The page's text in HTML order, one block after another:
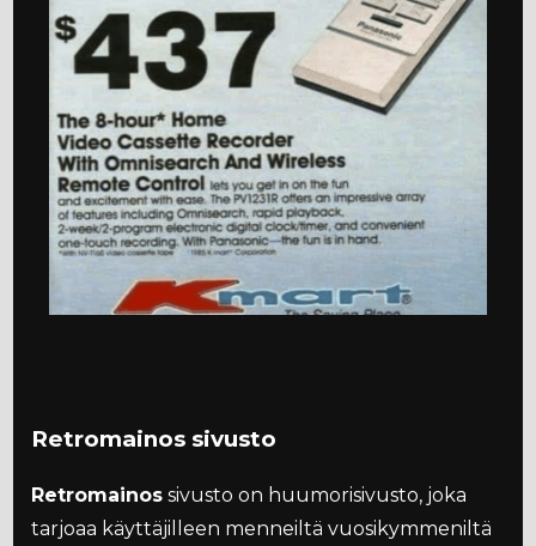
Retromainos sivusto
Retromainos sivusto on huumorisivusto, joka
tarjoaa käyttäjilleen menneiltä vuosikymmeniltä